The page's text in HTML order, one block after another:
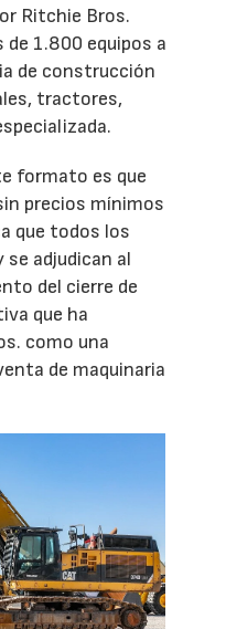
Ritchie Bros.
1.800 equipos a
de construcción
tractores,
formato es que
precios mínimos
que todos los
adjudican al
del cierre de
que ha
como una
de maquinaria